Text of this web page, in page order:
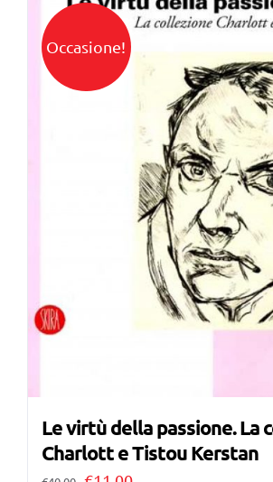
€40,00. €30,00.
Occasione!
Le virtù della passione. La
Charlott e Tistou Kerstan